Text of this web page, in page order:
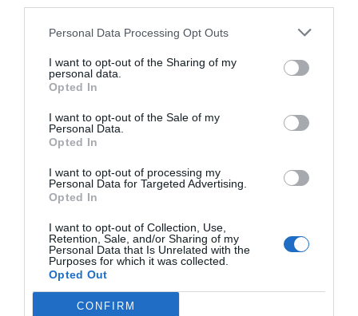
Personal Data Processing Opt Outs
I want to opt-out of the Sharing of my
personal data.
Opted In
I want to opt-out of the Sale of my
Personal Data.
Opted In
I want to opt-out of processing my
Personal Data for Targeted Advertising.
Opted In
I want to opt-out of Collection, Use,
Retention, Sale, and/or Sharing of my
Personal Data that Is Unrelated with the
Purposes for which it was collected.
Opted Out
CONFIRM